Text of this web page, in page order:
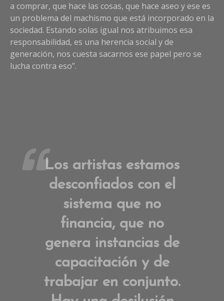
a comprar, que hace las cosas, que hace aseo y ese es
un problema del machismo que está incorporado en la
sociedad. Estando solas igual nos atribuimos esa
responsabilidad, es una herencia social y de
generación, nos cuesta sacarnos ese papel pero se
lucha contra eso”.
Los artistas estamos
desconfiados con el
sistema que no
financia, que no
genera instancias de
capacitación y de
trabajar en conjunto.